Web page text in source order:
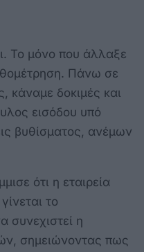
Το μόνο που άλλαξε
Πάνω σε
κάναμε δοκιμές και
εισόδου υπό
βυθίσματος, ανέμων
ότι η εταιρεία
το
συνεχιστεί η
σημειώνοντας πως